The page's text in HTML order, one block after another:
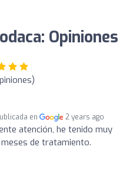
Opiniones
en 2 years ago
atención, he tenido muy
de tratamiento.